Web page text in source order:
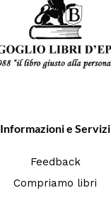
Informazioni e Servizi
Feedback
Compriamo libri